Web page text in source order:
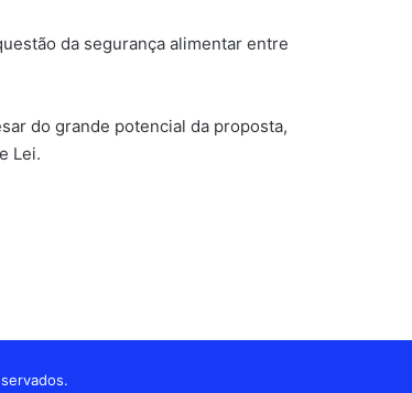
da segurança alimentar entre
do grande potencial da proposta,
Lei.